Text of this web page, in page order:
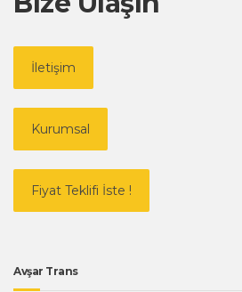
İletişim
Kurumsal
Fiyat Teklifi İste !
Avşar Trans